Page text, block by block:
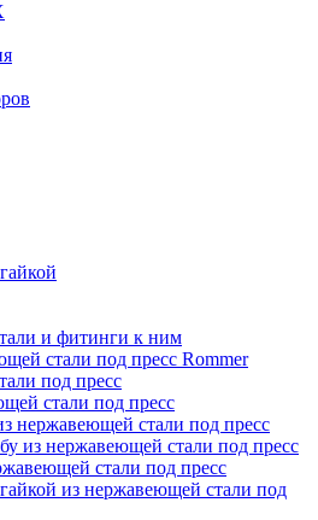
и фитинги к ним
стали под пресс Rommer
под пресс
стали под пресс
нержавеющей стали под пресс
из нержавеющей стали под пресс
стали под пресс
из нержавеющей стали под